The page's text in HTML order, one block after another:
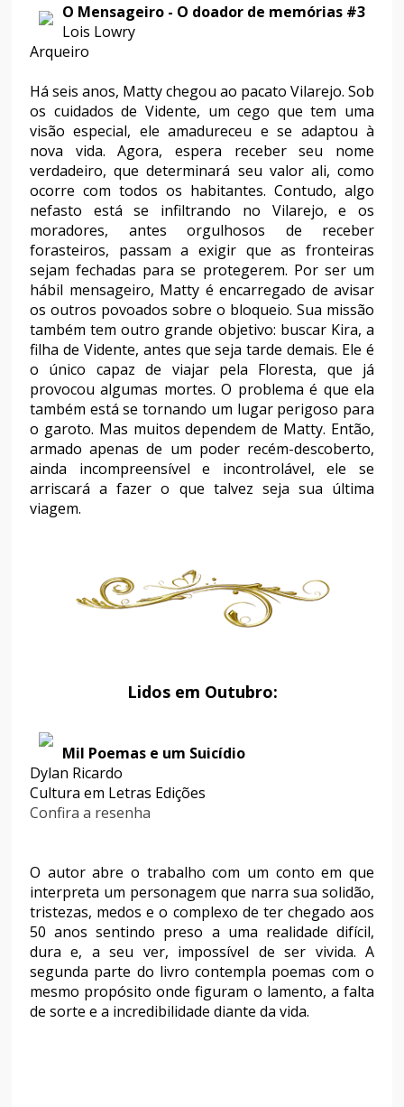
O Mensageiro - O doador de memórias #3
Lois Lowry
Arqueiro
Há seis anos, Matty chegou ao pacato Vilarejo. Sob
os cuidados de Vidente, um cego que tem uma
visão especial, ele amadureceu e se adaptou à
nova vida. Agora, espera receber seu nome
verdadeiro, que determinará seu valor ali, como
ocorre com todos os habitantes. Contudo, algo
nefasto está se infiltrando no Vilarejo, e os
moradores, antes orgulhosos de receber
forasteiros, passam a exigir que as fronteiras
sejam fechadas para se protegerem. Por ser um
hábil mensageiro, Matty é encarregado de avisar
os outros povoados sobre o bloqueio. Sua missão
também tem outro grande objetivo: buscar Kira, a
filha de Vidente, antes que seja tarde demais. Ele é
o único capaz de viajar pela Floresta, que já
provocou algumas mortes. O problema é que ela
também está se tornando um lugar perigoso para
o garoto. Mas muitos dependem de Matty. Então,
armado apenas de um poder recém-descoberto,
ainda incompreensível e incontrolável, ele se
arriscará a fazer o que talvez seja sua última
viagem.
Lidos em Outubro:
Mil Poemas e um Suicídio
Dylan Ricardo
Cultura em Letras Edições
Confira a resenha
O autor abre o trabalho com um conto em que
interpreta um personagem que narra sua solidão,
tristezas, medos e o complexo de ter chegado aos
50 anos sentindo preso a uma realidade difícil,
dura e, a seu ver, impossível de ser vivida. A
segunda parte do livro contempla poemas com o
mesmo propósito onde figuram o lamento, a falta
de sorte e a incredibilidade diante da vida.